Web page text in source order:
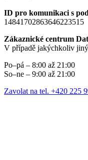
ID pro komunikaci s
14841702863646223515
Zákaznické centrum
V případě jakýchkoliv
Po–pá – 8:00 až 21:00
So–ne – 9:00 až 21:00
Zavolat na tel. +420 225